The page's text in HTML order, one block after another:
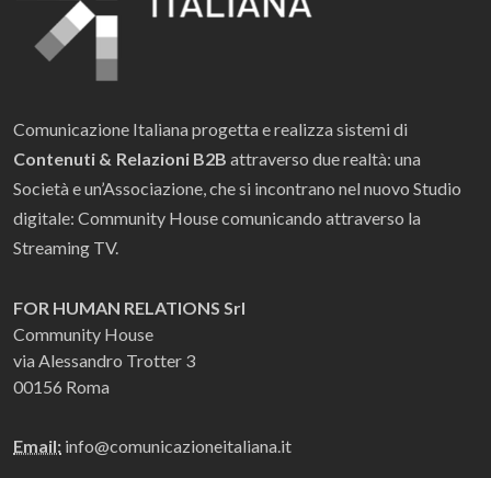
Comunicazione Italiana progetta e realizza sistemi di
Contenuti & Relazioni B2B attraverso due realtà: una
Società e un’Associazione, che si incontrano nel nuovo Studio
digitale: Community House comunicando attraverso la
Streaming TV.
FOR HUMAN RELATIONS Srl
Community House
via Alessandro Trotter 3
00156 Roma
Email: info@comunicazioneitaliana.it